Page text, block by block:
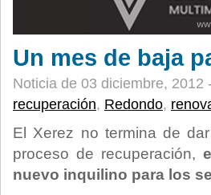
Un mes de baja
Noticia de 03 diciembre, 2012
recuperación, Redondo,
El Xerez no termina de
proceso de recuperación,
nuevo inquilino para los